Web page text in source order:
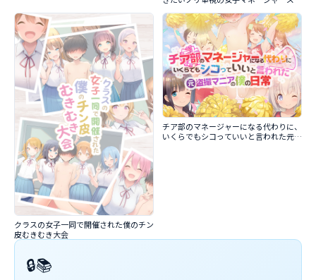
クラスの女子一同で開催された僕のチン
皮むきむき大会
チア部のマネージャーになる代わりに、
いくらでもシコっていいと言われた元盗
🔒📚